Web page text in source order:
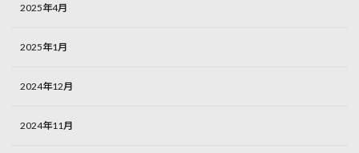
2025年4月
2025年1月
2024年12月
2024年11月